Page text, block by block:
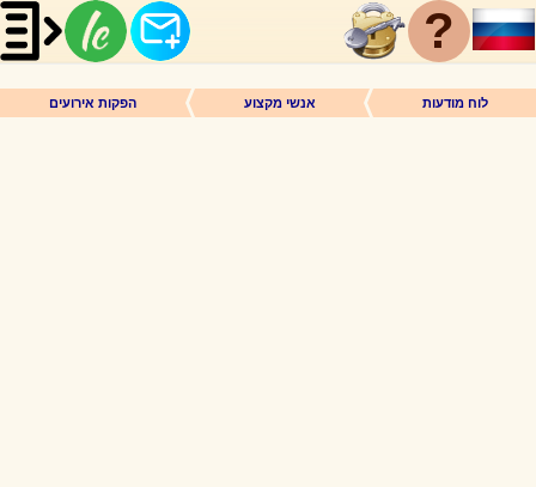
?
לוח מודעות אנשי מקצוע הפקות אירועים